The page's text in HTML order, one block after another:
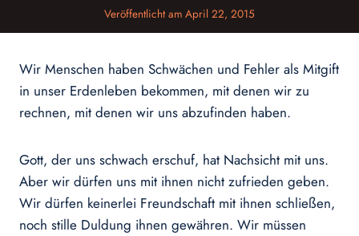
Veröffentlicht am April 22, 2015
Wir Menschen haben Schwächen und Fehler als Mitgift
in unser Erdenleben bekommen, mit denen wir zu
rechnen, mit denen wir uns abzufinden haben.
Gott, der uns schwach erschuf, hat Nachsicht mit uns.
Aber wir dürfen uns mit ihnen nicht zufrieden geben.
Wir dürfen keinerlei Freundschaft mit ihnen schließen,
noch stille Duldung ihnen gewähren. Wir müssen